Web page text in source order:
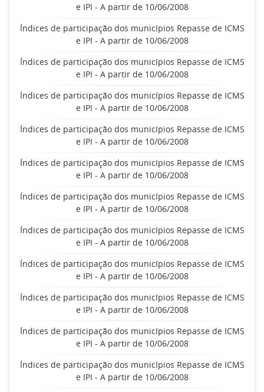
e IPI - A partir de 10/06/2008
Índices de participação dos municípios Repasse de ICMS
e IPI - A partir de 10/06/2008
Índices de participação dos municípios Repasse de ICMS
e IPI - A partir de 10/06/2008
Índices de participação dos municípios Repasse de ICMS
e IPI - A partir de 10/06/2008
Índices de participação dos municípios Repasse de ICMS
e IPI - A partir de 10/06/2008
Índices de participação dos municípios Repasse de ICMS
e IPI - A partir de 10/06/2008
Índices de participação dos municípios Repasse de ICMS
e IPI - A partir de 10/06/2008
Índices de participação dos municípios Repasse de ICMS
e IPI - A partir de 10/06/2008
Índices de participação dos municípios Repasse de ICMS
e IPI - A partir de 10/06/2008
Índices de participação dos municípios Repasse de ICMS
e IPI - A partir de 10/06/2008
Índices de participação dos municípios Repasse de ICMS
e IPI - A partir de 10/06/2008
Índices de participação dos municípios Repasse de ICMS
e IPI - A partir de 10/06/2008